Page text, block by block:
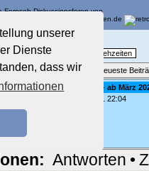
unserer
Dienste
dass wir
Fernseh-Diskussionsforen von
an gute, alte Fernsehzeiten
• Neues Thema
Neueste
alte Filme im TV - Teil V - ab März
, 03.06.21 22:04
Lottchen
in der Mediathek)
Antworten •